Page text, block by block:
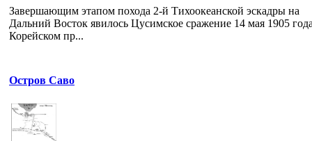
Завершающим этапом похода 2-й Тихоокеанской эскадры на
Дальний Восток явилось Цусимское сражение 14 мая 1905
Корейском пр...
Остров Саво